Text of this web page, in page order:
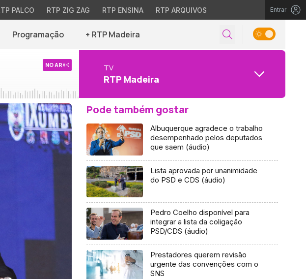
PALCO RTP ZIG ZAG RTP ENSINA RTP ARQUIVOS Entrar
Programação + RTP Madeira
NO AR TV
RTP Madeira
Pode também gostar
Albuquerque agradece o trabalho
desempenhado pelos deputados
que saem (áudio)
Lista aprovada por unanimidade
do PSD e CDS (áudio)
Pedro Coelho disponível para
integrar a lista da coligação
PSD/CDS (áudio)
Prestadores querem revisão
urgente das convenções com o
SNS